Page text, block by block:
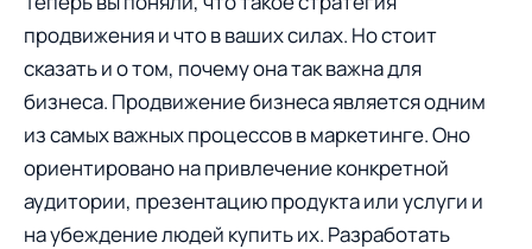
продвижения и что в ваших силах. Но стоит
сказать и о том, почему она так важна для
бизнеса. Продвижение бизнеса является одним
из самых важных процессов в маркетинге. Оно
ориентировано на привлечение конкретной
аудитории, презентацию продукта или услуги и
на убеждение людей купить их. Разработать